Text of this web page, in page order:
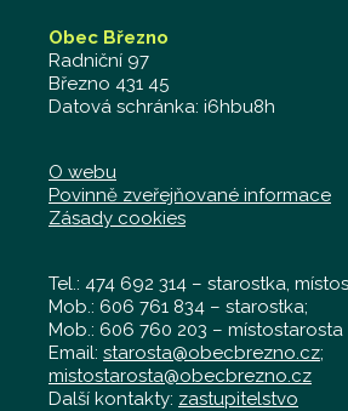
Obec Březno
Radniční 97
Březno 431 45
Datová schránka: i6hbu8h
O webu
Povinně zveřejňované informace
Zásady cookies
Tel.: 474 692 314 – starostka,
Mob.: 606 761 834 – starostka;
Mob.: 606 760 203 – místostarosta
Email: starosta@obecbrezno.cz;
mistostarosta@obecbrezno.cz
Další kontakty: zastupitelstvo